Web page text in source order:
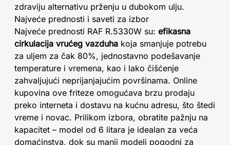
zdraviju alternativu prženju u dubokom ulju.
Najveće prednosti i saveti za izbor
Najveće prednosti RAF R.5330W su: efikasna
cirkulacija vrućeg vazduha koja smanjuje potrebu
za uljem za čak 80%, jednostavno podešavanje
temperature i vremena, kao i lako čišćenje
zahvaljujući neprijanjajućim površinama. Online
kupovina ove friteze omogućava brzu prodaju
preko interneta i dostavu na kućnu adresu, što štedi
vreme i novac. Prilikom izbora, obratite pažnju na
kapacitet – model od 6 litara je idealan za veća
domaćinstva, dok su manji modeli pogodni za